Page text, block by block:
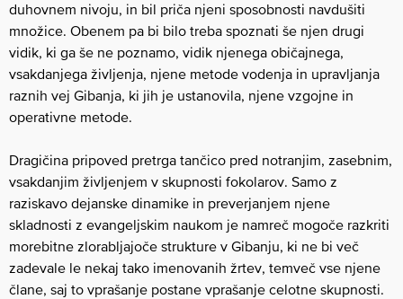
duhovnem nivoju, in bil priča njeni sposobnosti navdušiti
množice. Obenem pa bi bilo treba spoznati še njen drugi
vidik, ki ga še ne poznamo, vidik njenega običajnega,
vsakdanjega življenja, njene metode vodenja in upravljanja
raznih vej Gibanja, ki jih je ustanovila, njene vzgojne in
operativne metode.
Dragičina pripoved pretrga tančico pred notranjim, zasebnim,
vsakdanjim življenjem v skupnosti fokolarov. Samo z
raziskavo dejanske dinamike in preverjanjem njene
skladnosti z evangeljskim naukom je namreč mogoče razkriti
morebitne zlorabljajoče strukture v Gibanju, ki ne bi več
zadevale le nekaj tako imenovanih žrtev, temveč vse njene
člane, saj to vprašanje postane vprašanje celotne skupnosti.